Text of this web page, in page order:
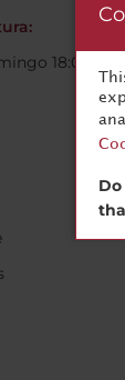
18:00 -